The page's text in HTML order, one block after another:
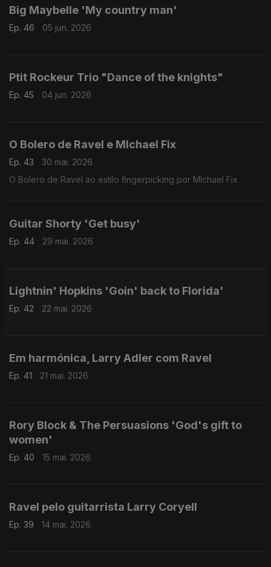
Big Maybelle 'My country man'
Ep. 46 05 jun. 2026
Ptit Rockeur Trio "Dance of the knights"
Ep. 45 04 jun. 2026
O Bolero de Ravel e MIchael Fix
Ep. 43
30 mai. 2026
O Bolero de Ravel ao estilo fingerpicking por MIchael Fix
Guitar Shorty 'Get busy'
Ep. 44 29 mai. 2026
Lightnin' Hopkins 'Goin' back to Florida'
Ep. 42 22 mai. 2026
Em harmónica, Larry Adler com Ravel
Ep. 41 21 mai. 2026
Rory Block & The Persuasions 'God's gift to
women'
Ep. 40 15 mai. 2026
Ravel pelo guitarrista Larry Coryell
Ep. 39 14 mai. 2026